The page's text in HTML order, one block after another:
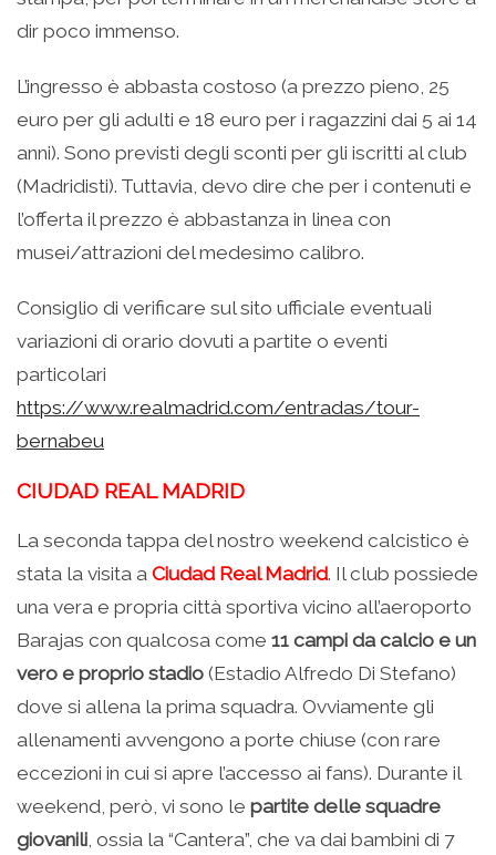
dir poco immenso.
L’ingresso è abbasta costoso (a prezzo pieno, 25
euro per gli adulti e 18 euro per i ragazzini dai 5 ai 14
anni). Sono previsti degli sconti per gli iscritti al club
(Madridisti). Tuttavia, devo dire che per i contenuti e
l’offerta il prezzo è abbastanza in linea con
musei/attrazioni del medesimo calibro.
Consiglio di verificare sul sito ufficiale eventuali
variazioni di orario dovuti a partite o eventi
particolari
https://www.realmadrid.com/entradas/tour-
bernabeu
CIUDAD REAL MADRID
La seconda tappa del nostro weekend calcistico è
stata la visita a Ciudad Real Madrid. Il club possiede
una vera e propria città sportiva vicino all’aeroporto
Barajas con qualcosa come 11 campi da calcio e un
vero e proprio stadio (Estadio Alfredo Di Stefano)
dove si allena la prima squadra. Ovviamente gli
allenamenti avvengono a porte chiuse (con rare
eccezioni in cui si apre l’accesso ai fans). Durante il
weekend, però, vi sono le partite delle squadre
giovanili , ossia la “Cantera”, che va dai bambini di 7